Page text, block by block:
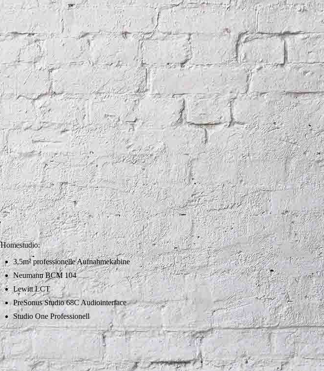
Homestudio:
3,5m² professionelle Aufnahmekabine
Neumann BCM 104
Lewitt LCT
PreSonus Studio 68C Audiointerface
Studio One Professionell